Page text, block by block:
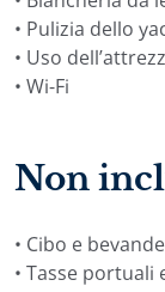
• Pulizia dello
• Uso
• Wi-Fi
Non
• Cibo e bevande
• Tasse portuali